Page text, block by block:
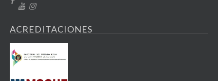
ACREDITACIONES